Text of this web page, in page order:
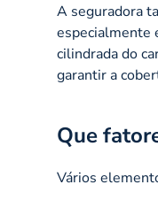
A seguradora
especialmente
cilindrada do
garantir a
Que
Vários